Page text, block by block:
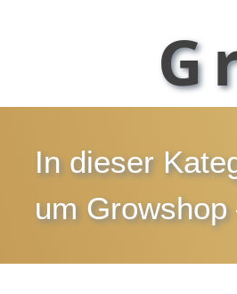
In dieser
um Growshop